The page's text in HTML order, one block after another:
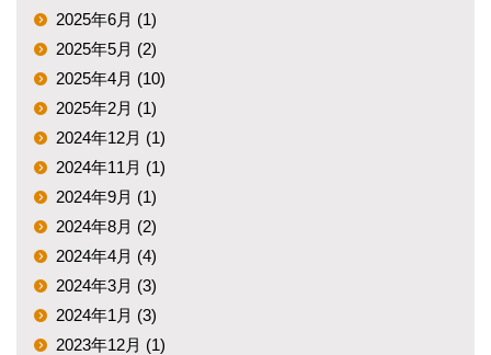
2025年6月 (1)
2025年5月 (2)
2025年4月 (10)
2025年2月 (1)
2024年12月 (1)
2024年11月 (1)
2024年9月 (1)
2024年8月 (2)
2024年4月 (4)
2024年3月 (3)
2024年1月 (3)
2023年12月 (1)